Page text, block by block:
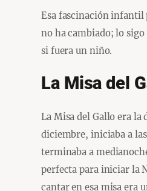
Esa fascinación
no ha cambiado; lo
si fuera un niño.
La Misa del
La Misa del Gallo era la
diciembre, iniciaba a las
terminaba a
perfecta para iniciar la
cantar en esa misa era